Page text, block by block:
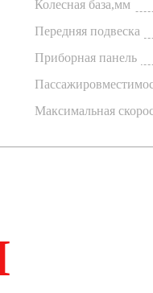
Колесная база,мм
Передняя подвеска
Приборная панель
Максимальная